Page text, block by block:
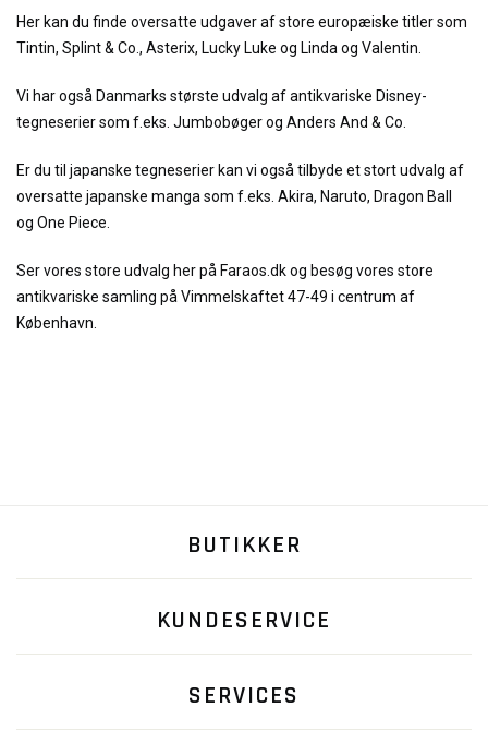
Her kan du finde oversatte udgaver af store europæiske titler som
Tintin, Splint & Co., Asterix, Lucky Luke og Linda og Valentin.
Vi har også Danmarks største udvalg af antikvariske Disney-
tegneserier som f.eks. Jumbobøger og Anders And & Co.
Er du til japanske tegneserier kan vi også tilbyde et stort udvalg af
oversatte japanske manga som f.eks. Akira, Naruto, Dragon Ball
og One Piece.
Ser vores store udvalg her på Faraos.dk og besøg vores store
antikvariske samling på Vimmelskaftet 47-49 i centrum af
København.
BUTIKKER
KUNDESERVICE
SERVICES